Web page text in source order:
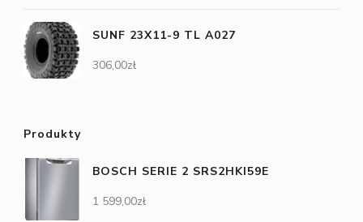
SUNF 23X11-9 TL A027
306,00zł
Produkty
BOSCH SERIE 2 SRS2HKI59E
1 599,00zł